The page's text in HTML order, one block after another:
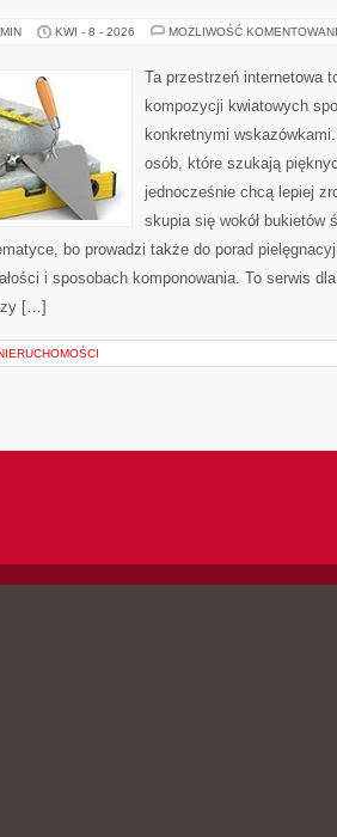
KWI - 8 - 2026 MOŻLIWOŚĆ
Ta przestrzeń internetowa
kompozycji kwiatowych
konkretnymi
osób, które szukają
jednocześnie chcą lepiej
skupia się wokół bukietów
bo prowadzi także do porad
i sposobach komponowania. To serwis
[…]